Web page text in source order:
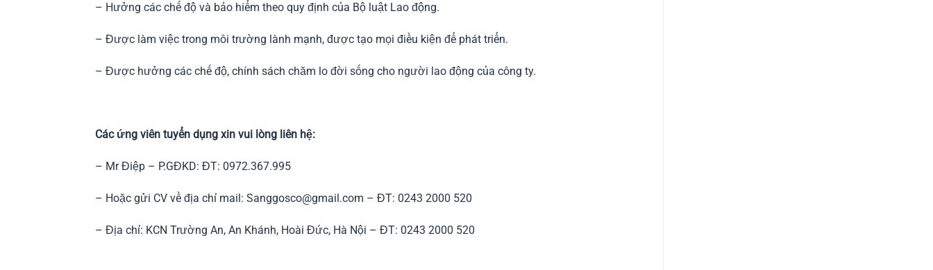
– Hưởng các chế độ và bảo hiểm theo quy định của Bộ luật Lao động.
– Được làm việc trong môi trường lành mạnh, được tạo mọi điều kiện để phát triển.
– Được hưởng các chế độ, chính sách chăm lo đời sống cho người lao động của công ty.
Các ứng viên tuyển dụng xin vui lòng liên hệ:
– Mr Điệp – P.GĐKD: ĐT: 0972.367.995
– Hoặc gửi CV về địa chỉ mail: Sanggosco@gmail.com – ĐT: 0243 2000 520
– Địa chỉ: KCN Trường An, An Khánh, Hoài Đức, Hà Nội – ĐT: 0243 2000 520